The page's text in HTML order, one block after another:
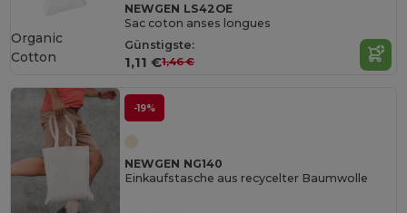
NEWGEN LS42OE
Sac coton anses longues
Günstigste:
1,11 €1,46 €
Organic
Cotton
-19%
NEWGEN NG140
Einkaufstasche aus recycelter Baumwolle